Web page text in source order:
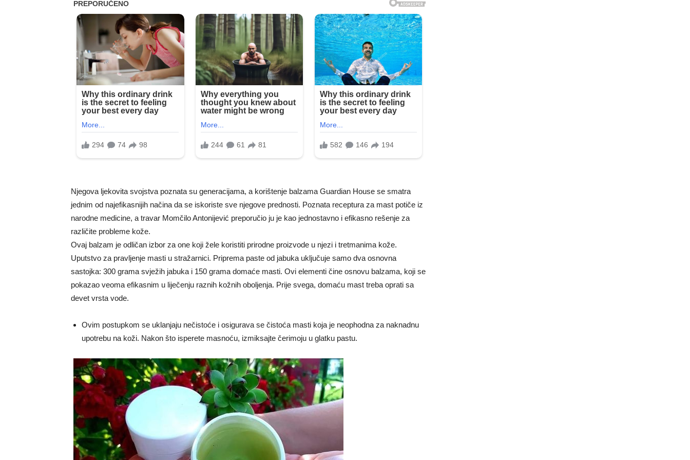
Njegova ljekovita svojstva poznata su generacijama, a korištenje balzama Guardian House se smatra
jednim od najefikasnijih načina da se iskoriste sve njegove prednosti. Poznata receptura za mast potiče iz
narodne medicine, a travar Momčilo Antonijević preporučio ju je kao jednostavno i efikasno rešenje za
različite probleme kože.
Ovaj balzam je odličan izbor za one koji žele koristiti prirodne proizvode u njezi i tretmanima kože.
Uputstvo za pravljenje masti u stražarnici. Priprema paste od jabuka uključuje samo dva osnovna
sastojka: 300 grama svježih jabuka i 150 grama domaće masti. Ovi elementi čine osnovu balzama, koji se
pokazao veoma efikasnim u liječenju raznih kožnih oboljenja. Prije svega, domaću mast treba oprati sa
devet vrsta vode.
Ovim postupkom se uklanjaju nečistoće i osigurava se čistoća masti koja je neophodna za naknadnu
upotrebu na koži. Nakon što isperete masnoću, izmiksajte čerimoju u glatku pastu.